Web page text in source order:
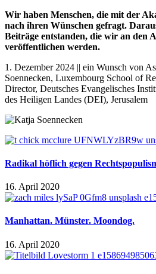
Wir haben Menschen, die mit der
nach ihren Wünschen gefragt.
Beiträge entstanden, die wir an den
veröffentlichen werden.
1. Dezember 2024 || ein Wunsch von
Soennecken, Luxembourg School of
Director, Deutsches Evangelisches
des Heiligen Landes (DEI), Jerusalem
Radikal höflich gegen
16. April 2020
Manhattan. Münster. Moondog.
16. April 2020